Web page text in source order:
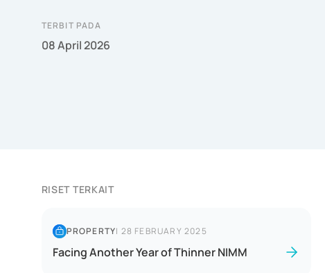
TERBIT PADA
08 April 2026
RISET TERKAIT
PROPERTY| 28 FEBRUARY 2025
Facing Another Year of Thinner NIMM